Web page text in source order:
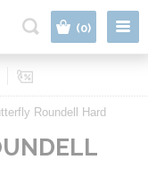
(0)
Roundell Hard